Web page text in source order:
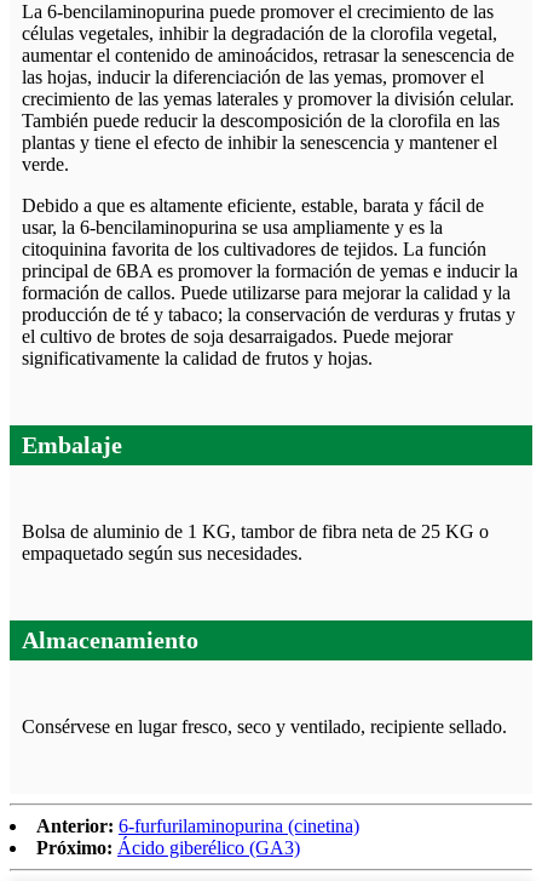
La 6-bencilaminopurina puede promover el crecimiento de las
células vegetales, inhibir la degradación de la clorofila vegetal,
aumentar el contenido de aminoácidos, retrasar la senescencia de
las hojas, inducir la diferenciación de las yemas, promover el
crecimiento de las yemas laterales y promover la división celular.
También puede reducir la descomposición de la clorofila en las
plantas y tiene el efecto de inhibir la senescencia y mantener el
verde.
Debido a que es altamente eficiente, estable, barata y fácil de
usar, la 6-bencilaminopurina se usa ampliamente y es la
citoquinina favorita de los cultivadores de tejidos. La función
principal de 6BA es promover la formación de yemas e inducir la
formación de callos. Puede utilizarse para mejorar la calidad y la
producción de té y tabaco; la conservación de verduras y frutas y
el cultivo de brotes de soja desarraigados. Puede mejorar
significativamente la calidad de frutos y hojas.
Embalaje
Bolsa de aluminio de 1 KG, tambor de fibra neta de 25 KG o
empaquetado según sus necesidades.
Almacenamiento
Consérvese en lugar fresco, seco y ventilado, recipiente sellado.
Anterior: 6-furfurilaminopurina (cinetina)
Próximo: Ácido giberélico (GA3)